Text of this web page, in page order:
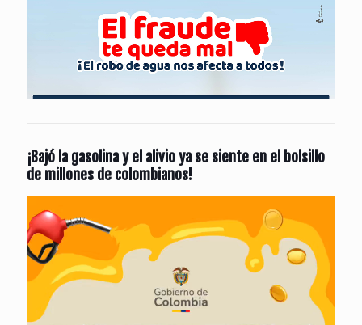
¡Bajó la gasolina y el alivio ya se siente en el bolsillo
de millones de colombianos!
de
vídeo